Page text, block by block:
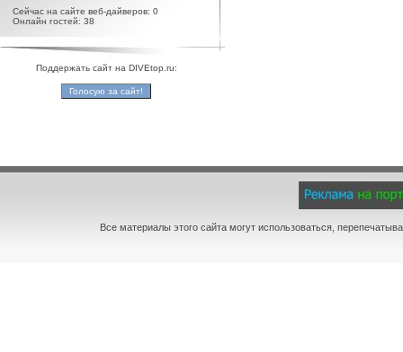
Сейчас на сайте веб-дайверов: 0
Онлайн гостей: 38
Поддержать сайт на DIVEtop.ru:
Все материалы этого сайта могут использоваться,